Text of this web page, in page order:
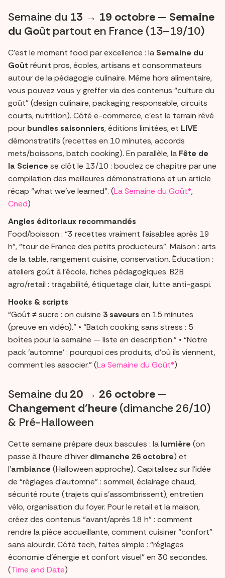
Semaine du 13 → 19 octobre — Semaine
du Goût partout en France (13–19/10)
C’est le moment food par excellence : la Semaine du
Goût réunit pros, écoles, artisans et consommateurs
autour de la pédagogie culinaire. Même hors alimentaire,
vous pouvez vous y greffer via des contenus “culture du
goût” (design culinaire, packaging responsable, circuits
courts, nutrition). Côté e-commerce, c’est le terrain rêvé
pour bundles saisonniers, éditions limitées, et LIVE
démonstratifs (recettes en 10 minutes, accords
mets/boissons, batch cooking). En parallèle, la Fête de
la Science se clôt le 13/10 : bouclez ce chapitre par une
compilation des meilleures démonstrations et un article
récap “what we’ve learned”. (La Semaine du Goût®,
Cned)
Angles éditoriaux recommandés
Food/boisson : “3 recettes vraiment faisables après 19
h”, “tour de France des petits producteurs”. Maison : arts
de la table, rangement cuisine, conservation. Éducation :
ateliers goût à l’école, fiches pédagogiques. B2B
agro/retail : traçabilité, étiquetage clair, lutte anti-gaspi.
Hooks & scripts
“Goût ≠ sucre : on cuisine 3 saveurs en 15 minutes
(preuve en vidéo).” • “Batch cooking sans stress : 5
boîtes pour la semaine — liste en description.” • “Notre
pack ‘automne’ : pourquoi ces produits, d’où ils viennent,
comment les associer.” (La Semaine du Goût®)
Semaine du 20 → 26 octobre —
Changement d’heure (dimanche 26/10)
& Pré-Halloween
Cette semaine prépare deux bascules : la lumière (on
passe à l’heure d’hiver dimanche 26 octobre) et
l’ambiance (Halloween approche). Capitalisez sur l’idée
de “réglages d’automne” : sommeil, éclairage chaud,
sécurité route (trajets qui s’assombrissent), entretien
vélo, organisation du foyer. Pour le retail et la maison,
créez des contenus “avant/après 18 h” : comment
rendre la pièce accueillante, comment cuisiner “confort”
sans alourdir. Côté tech, faites simple : “réglages
économie d’énergie et confort visuel” en 30 secondes.
(Time and Date)